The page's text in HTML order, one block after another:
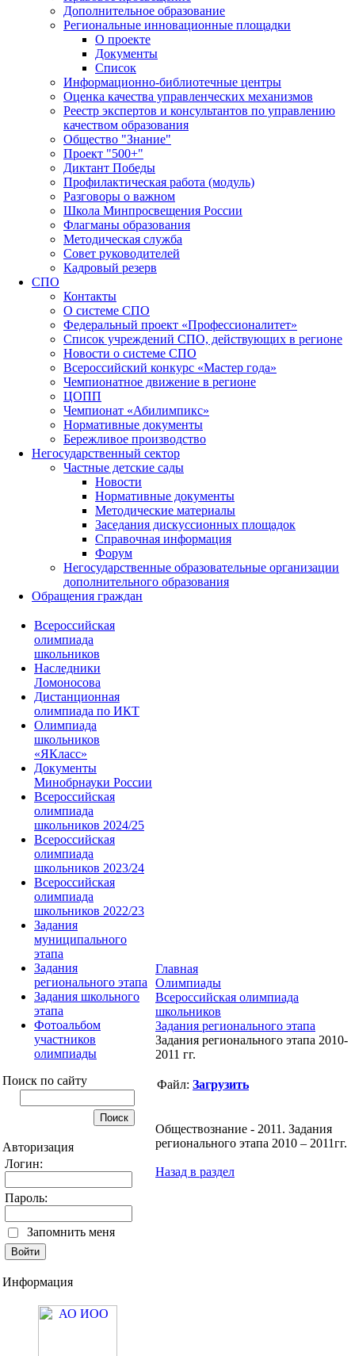
Дополнительное образование
Региональные инновационные площадки
О проекте
Документы
Список
Информационно-библиотечные центры
Оценка качества управленческих механизмов
Реестр экспертов и консультантов по управлению
качеством образования
Общество "Знание"
Проект "500+"
Диктант Победы
Профилактическая работа (модуль)
Разговоры о важном
Школа Минпросвещения России
Флагманы образования
Методическая служба
Совет руководителей
Кадровый резерв
СПО
Контакты
О системе СПО
Федеральный проект «Профессионалитет»
Список учреждений СПО, действующих в регионе
Новости о системе СПО
Всероссийский конкурс «Мастер года»
Чемпионатное движение в регионе
ЦОПП
Чемпионат «Абилимпикс»
Нормативные документы
Бережливое производство
Негосударственный сектор
Частные детские сады
Новости
Нормативные документы
Методические материалы
Заседания дискуссионных площадок
Справочная информация
Форум
Негосударственные образовательные организации
дополнительного образования
Обращения граждан
Всероссийская
олимпиада
школьников
Наследники
Ломоносова
Дистанционная
олимпиада по ИКТ
Олимпиада
школьников
«ЯКласс»
Документы
Минобрнауки России
Всероссийская
олимпиада
школьников 2024/25
Всероссийская
олимпиада
школьников 2023/24
Всероссийская
олимпиада
школьников 2022/23
Задания
муниципального
этапа
Задания
регионального этапа
Задания школьного
этапа
Фотоальбом
участников
олимпиады
Поиск по сайту
Авторизация
Логин:
Пароль:
Запомнить меня
Информация
Главная
Олимпиады
Всероссийская олимпиада
школьников
Задания регионального этапа
Задания регионального этапа 2010-
2011 гг.
Файл: Загрузить
Обществознание - 2011. Задания
регионального этапа 2010 – 2011гг.
Назад в раздел